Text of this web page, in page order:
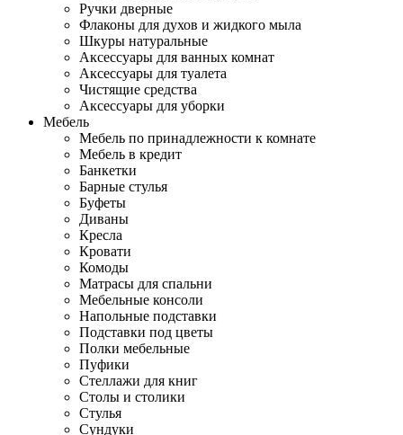
Ручки дверные
Флаконы для духов и жидкого мыла
Шкуры натуральные
Аксессуары для ванных комнат
Аксессуары для туалета
Чистящие средства
Аксессуары для уборки
Мебель
Мебель по принадлежности к комнате
Мебель в кредит
Банкетки
Барные стулья
Буфеты
Диваны
Кресла
Кровати
Комоды
Матрасы для спальни
Мебельные консоли
Напольные подставки
Подставки под цветы
Полки мебельные
Пуфики
Стеллажи для книг
Столы и столики
Стулья
Сундуки